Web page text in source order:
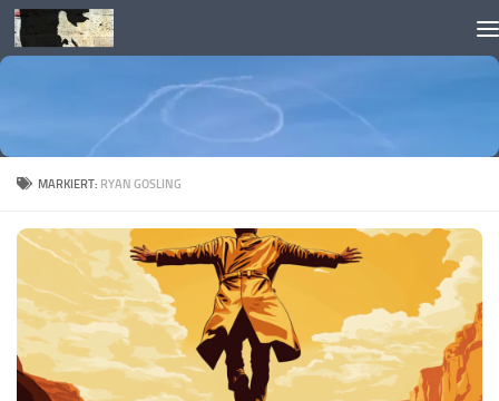
Skip to content
MARKIERT: RYAN GOSLING